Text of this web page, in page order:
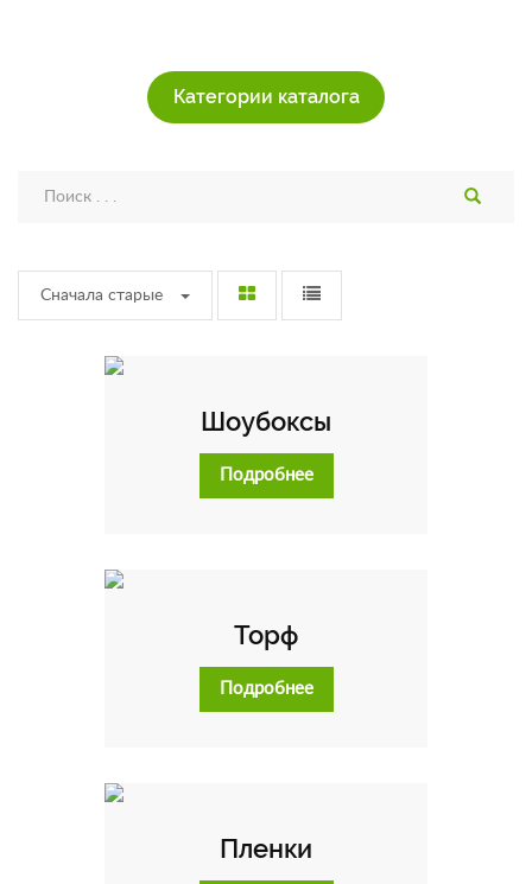
Категории каталога
Сначала старые
Шоубоксы
Подробнее
Торф
Подробнее
Пленки